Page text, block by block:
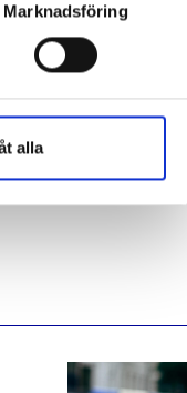
Marknadsföring
alla